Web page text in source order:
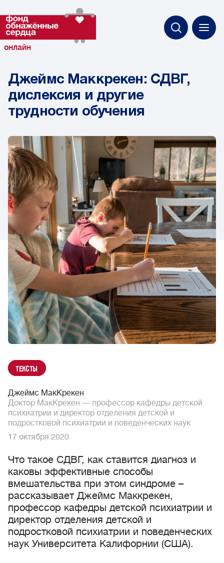
онлайн
Джеймс Маккрекен: СДВГ,
дислексия и другие
трудности обучения
Тексты
Джеймс МакКрекен
Доктор МакКрекен — профессор кафедры детской
психиатрии и директор отделения детской и
подростковой психиатрии и поведенческих наук
17 октября 2020
Что такое СДВГ, как ставится диагноз и
каковы эффективные способы
вмешательства при этом синдроме –
рассказывает Джеймс Маккрекен,
профессор кафедры детской психиатрии и
директор отделения детской и
подростковой психиатрии и поведенческих
наук Университета Калифорнии (США).